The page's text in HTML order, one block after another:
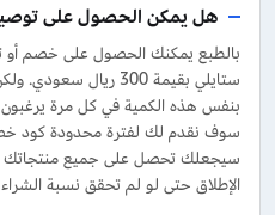
هل يمكن الحصول على
بالطبع يمكنك الحصول على خصم
ستايلي بقيمة 300
بنفس هذه الكمية في كل مرة يرغبون
سوف نقدم لك لفترة محدودة كود
سيجعلك تحصل على جميع منتجاتك
الإطلاق حتى لو لم تحقق نسبة